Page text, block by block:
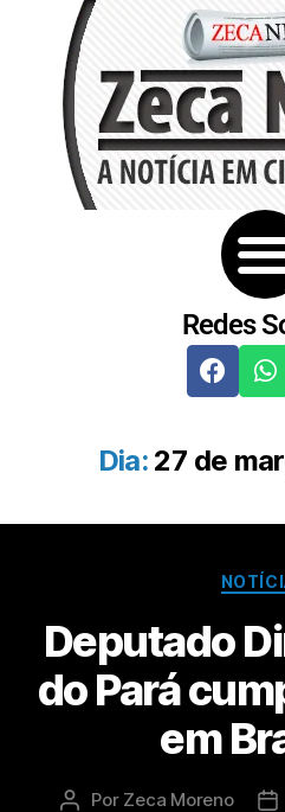
Redes
Dia: 27 de
Deputado
do Pará
em
Por Zeca Moreno